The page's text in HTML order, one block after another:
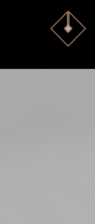
Accéder au